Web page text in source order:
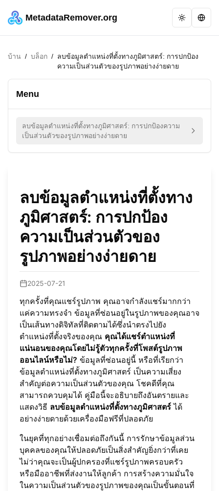
MetadataRemover.org
บ้าน / บล็อก / ลบข้อมูลตำแหน่งที่ตั้งทางภูมิศาสตร์: การปกป้อง
ความเป็นส่วนตัวของรูปภาพอย่างง่ายดาย
Menu
ลบข้อมูลตำแหน่งที่ตั้งทางภูมิศาสตร์: การปกป้องความ
เป็นส่วนตัวของรูปภาพอย่างง่ายดาย
ลบข้อมูลตำแหน่งที่ตั้งทาง
ภูมิศาสตร์: การปกป้อง
ความเป็นส่วนตัวของ
รูปภาพอย่างง่ายดาย
2025-07-21
ทุกครั้งที่คุณแชร์รูปภาพ คุณอาจกำลังแชร์มากกว่า
แค่ความทรงจำ ข้อมูลที่ซ่อนอยู่ในรูปภาพของคุณอาจ
เป็นเส้นทางดิจิทัลที่ติดตามได้ซึ่งนำตรงไปยัง
ตำแหน่งที่ตั้งจริงของคุณ คุณได้แชร์ตำแหน่งที่
แน่นอนของคุณโดยไม่รู้ตัวทุกครั้งที่โพสต์รูปภาพ
ออนไลน์หรือไม่? ข้อมูลที่ซ่อนอยู่นี้ หรือที่เรียกว่า
ข้อมูลตำแหน่งที่ตั้งทางภูมิศาสตร์ เป็นความเสี่ยง
สำคัญต่อความเป็นส่วนตัวของคุณ โชคดีที่คุณ
สามารถควบคุมได้ คู่มือนี้จะอธิบายถึงอันตรายและ
แสดงวิธี ลบข้อมูลตำแหน่งที่ตั้งทางภูมิศาสตร์ ได้
อย่างง่ายดายด้วยเครื่องมือฟรีที่ปลอดภัย
ในยุคที่ทุกอย่างเชื่อมต่อถึงกันนี้ การรักษาข้อมูลส่วน
บุคคลของคุณให้ปลอดภัยเป็นสิ่งสำคัญยิ่งกว่าที่เคย
ไม่ว่าคุณจะเป็นผู้ปกครองที่แชร์รูปภาพครอบครัว
หรือมืออาชีพที่ส่งงานให้ลูกค้า การสร้างความมั่นใจ
ในความเป็นส่วนตัวของรูปภาพของคุณเป็นขั้นตอนที่